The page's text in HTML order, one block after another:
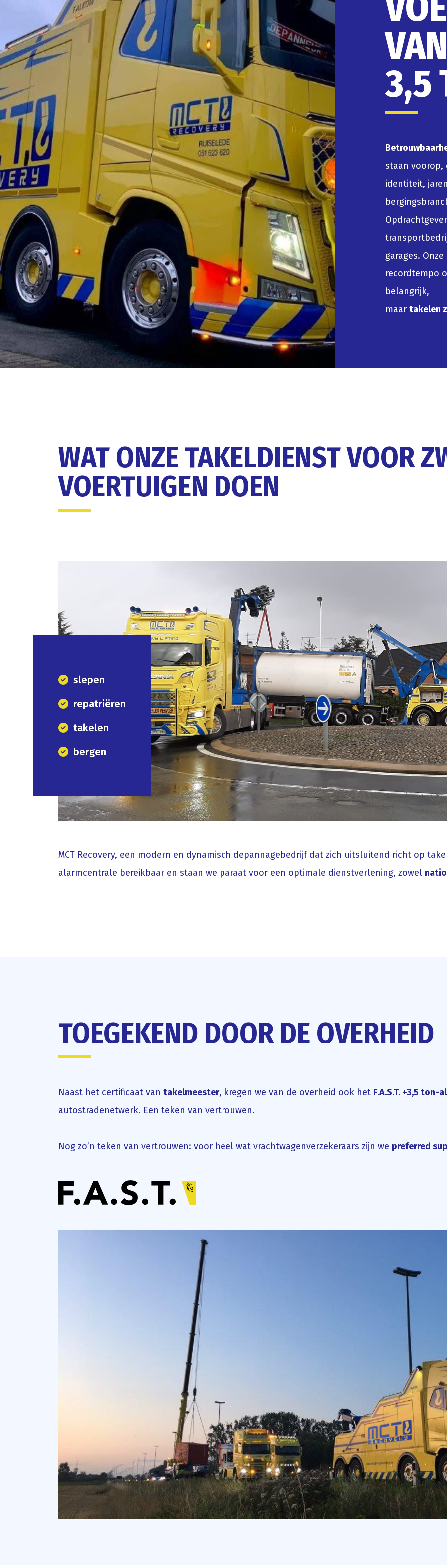
3,5
staan voorop,
identiteit,
garages.
recordtempo
belangrijk,
maar takelen
WAT ONZE TAKELDIENST VOOR
VOERTUIGEN DOEN
slepen
repatriëren
takelen
bergen
MCT Recovery, een modern en dynamisch depannagebedrijf dat zich uitsluitend richt op
alarmcentrale bereikbaar en staan we paraat voor een optimale dienstverlening, zowel
TOEGEKEND DOOR DE OVERHEID
Naast het certificaat van takelmeester, kregen we van de overheid ook het F.A.S.T. +3,5 ton-
autostradenetwerk. Een teken van vertrouwen.
Nog zo’n teken van vertrouwen: voor heel wat vrachtwagenverzekeraars zijn we preferred